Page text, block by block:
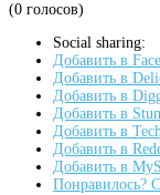
(0 голосов)
Social sharing:
Добавить в
Добавить в
Добавить в
Добавить в
Добавить в
Добавить в
Добавить в
Понравилось?